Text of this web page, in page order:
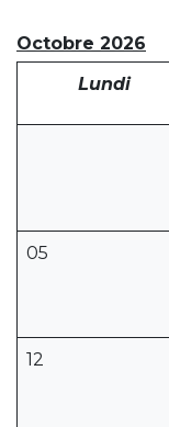
Octobre 2026
Lundi
05
12